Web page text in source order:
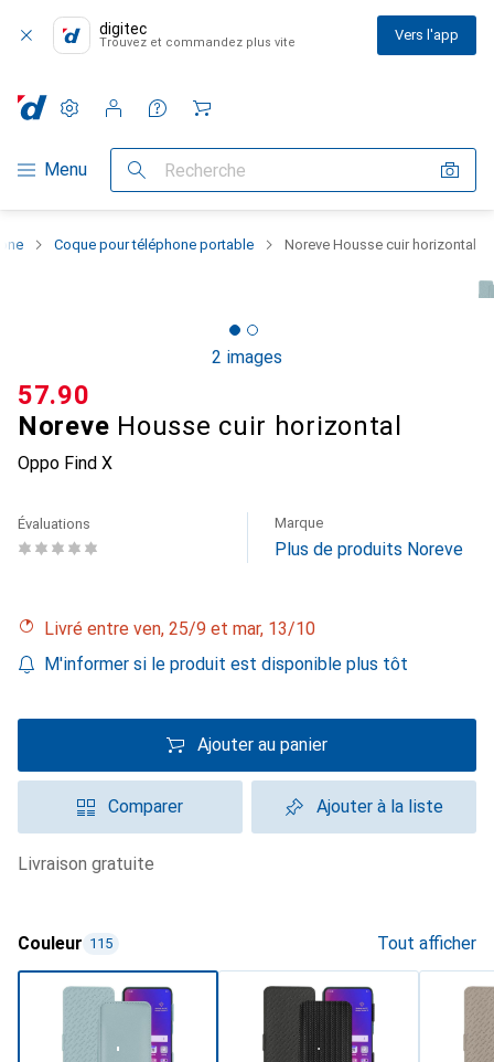
digitec
Trouvez et commandez plus vite Vers l'app
Navigation par catégorie
Menu Recherche
Paramètres
Compte client
Listes de comparaison
Listes d'envies
Panier
Coque pour téléphone portable Noreve Housse cuir horizontal
2 images
Noreve Housse cuir horizontal
Oppo Find X
CHF
57.90
Évaluations Marque
Plus de produits Noreve
Livré entre ven, 25/9 et mar, 13/10
M'informer si le produit est disponible plus tôt
Ajouter au panier
Comparer Ajouter à la liste
livraison gratuite
Couleur 115 Tout afficher